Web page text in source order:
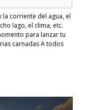
corriente del agua, el
lago, el clima, etc.
para lanzar tu
carnadas A todos